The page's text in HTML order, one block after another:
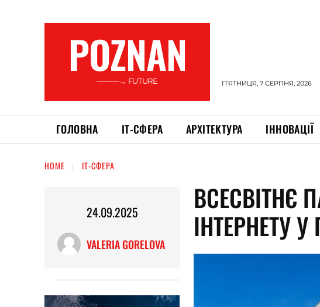
POZNAN
———→ FUTURE П’ЯТНИЦЯ, 7 СЕРПНЯ, 2026
ГОЛОВНА ІТ-СФЕРА АРХІТЕКТУРА ІННОВАЦІЇ
HOME ІТ-СФЕРА
24.09.2025
VALERIA GORELOVA
ВСЕСВІТНЄ
ІНТЕРНЕТУ